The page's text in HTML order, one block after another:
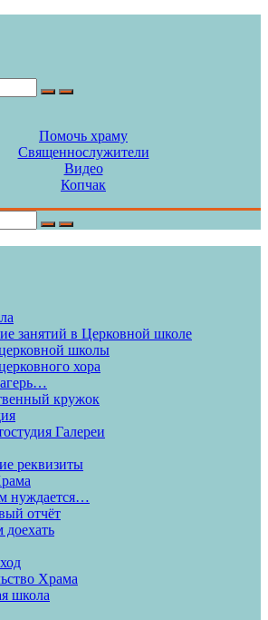
Помочь храму
Священнослужители
Видео
Копчак
занятий в Церковной школе
школы
хора
кружок
Галереи
реквизиты
нуждается…
отчёт
доехать
Храма
школа